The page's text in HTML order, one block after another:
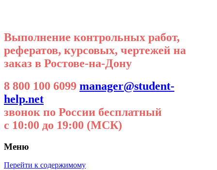
Выполнение контрольных работ,
рефератов, курсовых, чертежей на
заказ в Ростове-на-Дону
8 800 100 6099 manager@student-
help.net
звонок по России бесплатный
с 10:00 до 19:00 (МСК)
Меню
Перейти к содержимому